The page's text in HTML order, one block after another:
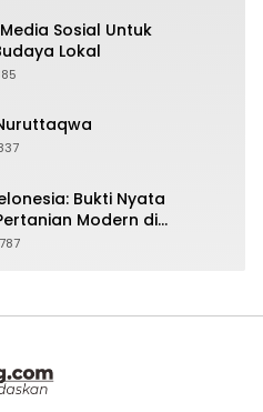
Sosial Untuk
Lokal
Bukti Nyata
Modern di